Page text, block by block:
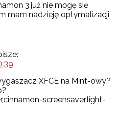
3,już nie mogę się
mam nadzieję optymalizacji
XFCE na Mint-owy?
screensaver,light-